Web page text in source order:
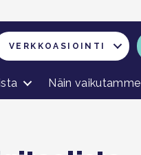
VERKKOASIOINTI
Näin vaikutamme